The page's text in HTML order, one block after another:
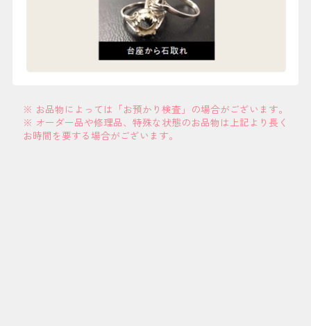
※ お品物によっては「お預かり検査」の場合がございます。
※ オーダー品や修理品、特殊な状態のお品物は上記より長く
お時間を要する場合がございます。